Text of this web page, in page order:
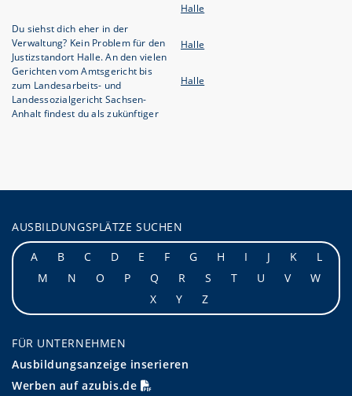
Du siehst dich eher in der
Verwaltung? Kein Problem für den
Justizstandort Halle. An den vielen
Gerichten vom Amtsgericht bis
zum Landesarbeits- und
Landessozialgericht Sachsen-
Anhalt findest du als zukünftiger
Halle
Halle
Halle
AUSBILDUNGSPLÄTZE SUCHEN
A
B C D E F G H I J K
L
M
N O P Q R S T U V
W
X
Y Z
FÜR UNTERNEHMEN
Ausbildungsanzeige inserieren
Werben auf azubis.de